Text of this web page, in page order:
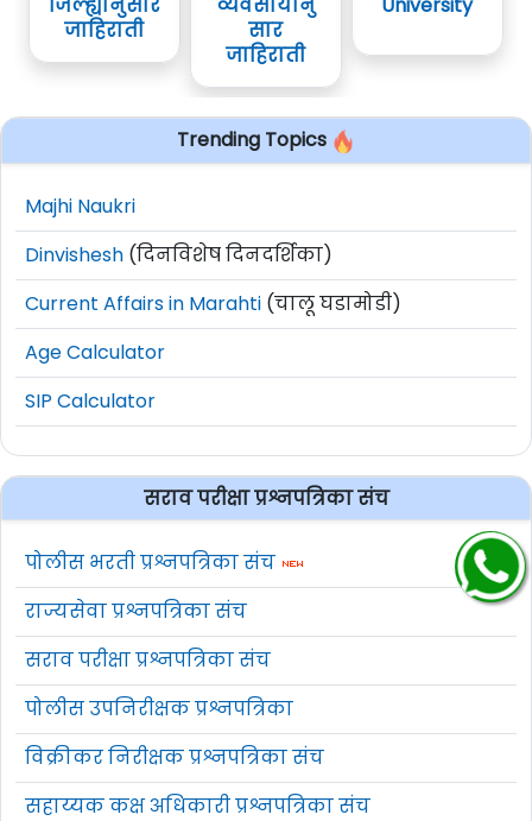
जिल्ह्यानुसार
जाहिराती
व्यवसायानु
सार
जाहिराती
University
Trending Topics
Majhi Naukri
Dinvishesh (दिनविशेष दिनदर्शिका)
Current Affairs in Marahti (चालू घडामोडी)
Age Calculator
SIP Calculator
सराव परीक्षा प्रश्नपत्रिका संच
पोलीस भरती प्रश्नपत्रिका संच
राज्यसेवा प्रश्नपत्रिका संच
सराव परीक्षा प्रश्नपत्रिका संच
पोलीस उपनिरीक्षक प्रश्नपत्रिका
विक्रीकर निरीक्षक प्रश्नपत्रिका संच
सहाय्यक कक्ष अधिकारी प्रश्नपत्रिका संच